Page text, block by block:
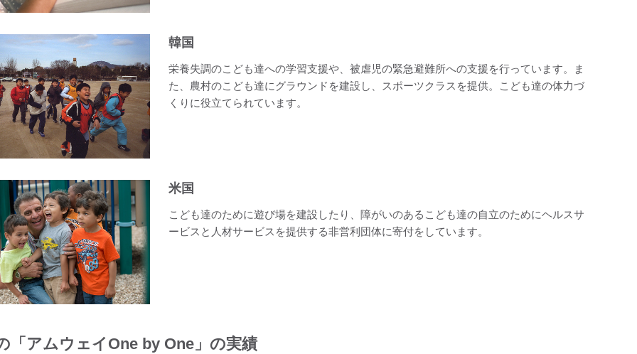
韓国
栄養失調のこども達への学習支援や、被虐児の緊急避難所への支援を行っています。ま
た、農村のこども達にグラウンドを建設し、スポーツクラスを提供。こども達の体力づ
くりに役立てられています。
米国
こども達のために遊び場を建設したり、障がいのあるこども達の自立のためにヘルスサ
ービスと人材サービスを提供する非営利団体に寄付をしています。
「アムウェイOne by One」の実績